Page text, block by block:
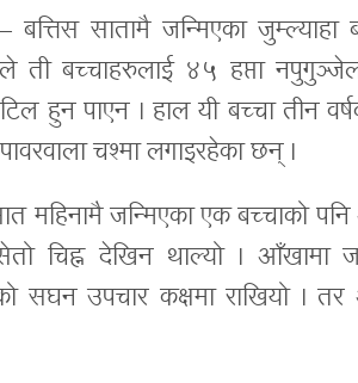
बत्तिस सातामै जन्मिएका
ती बच्चाहरुलाई ४५ हप्ता
हुन पाएन । हाल यी बच्चा तीन
चश्मा लगाइरहेका छन् ।
महिनामै जन्मिएका एक बच्चाको
चिह्न देखिन थाल्यो । आँखामा
सघन उपचार कक्षमा राखियो ।